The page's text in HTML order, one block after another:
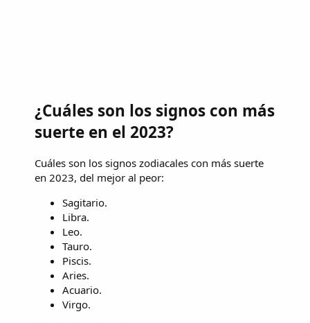
¿Cuáles son los signos con más
suerte en el 2023?
Cuáles son los signos zodiacales con más suerte
en 2023, del mejor al peor:
Sagitario.
Libra.
Leo.
Tauro.
Piscis.
Aries.
Acuario.
Virgo.